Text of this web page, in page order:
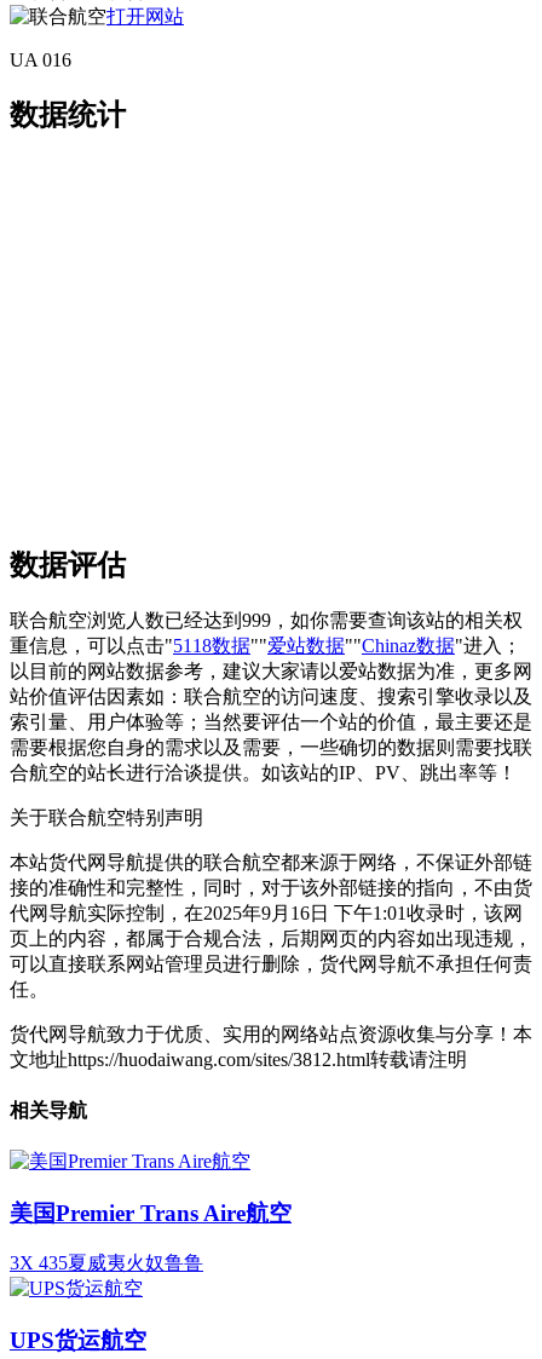
打开网站
UA 016
数据统计
数据评估
联合航空浏览人数已经达到999，如你需要查询该站的相关权
重信息，可以点击"5118数据""爱站数据""Chinaz数据"进入；
以目前的网站数据参考，建议大家请以爱站数据为准，更多网
站价值评估因素如：联合航空的访问速度、搜索引擎收录以及
索引量、用户体验等；当然要评估一个站的价值，最主要还是
需要根据您自身的需求以及需要，一些确切的数据则需要找联
合航空的站长进行洽谈提供。如该站的IP、PV、跳出率等！
关于联合航空特别声明
本站货代网导航提供的联合航空都来源于网络，不保证外部链
接的准确性和完整性，同时，对于该外部链接的指向，不由货
代网导航实际控制，在2025年9月16日 下午1:01收录时，该网
页上的内容，都属于合规合法，后期网页的内容如出现违规，
可以直接联系网站管理员进行删除，货代网导航不承担任何责
任。
货代网导航致力于优质、实用的网络站点资源收集与分享！ 本
文地址https://huodaiwang.com/sites/3812.html转载请注明
相关导航
美国Premier Trans Aire航空
3X 435夏威夷火奴鲁鲁
UPS货运航空